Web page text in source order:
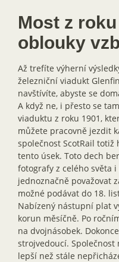
Most z
oblouky
Až trefíte výherní
železniční viadukt
navštívíte, abyste se
A když ne, i přesto se
viaduktu z roku 1901,
můžete pracovně jezdit
společnost ScotRail
tento úsek. Toto dech
fotografy z celého světa
jednoznačně považovat
možné podávat do 18.
Nabízený nástupní plat
korun měsíčně. Po
na dvojnásobek.
strojvedoucí.
lepší než stále